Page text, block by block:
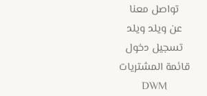
تواصل معنا
عن ويلد ويلد
تسجيل دخول
قائمة المشتريات
DWM